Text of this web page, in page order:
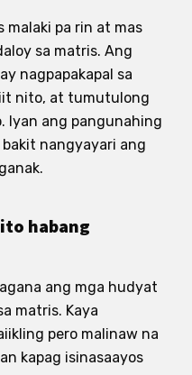
malaki pa rin at mas
sa matris. Ang
nagpapakapal sa
nito, at tumutulong
Iyan ang pangunahing
nangyayari ang
habang
ang mga hudyat
matris. Kaya
pero malinaw na
kapag isinasaayos